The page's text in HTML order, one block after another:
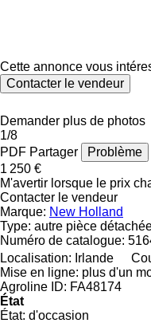
Cette annonce vous
Contacter le vendeur
Demander plus de photos
1/8
PDF Partager Problème
1 250 €
M'avertir lorsque le prix
Contacter le vendeur
Marque: New Holland
Type: autre pièce
Numéro de catalogue:
Localisation: Irlande
Mise en ligne: plus d'un
Agroline ID: FA48174
État
État: d'occasion